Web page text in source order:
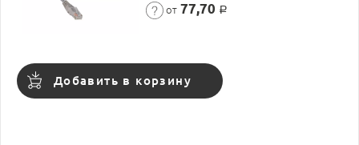
от 77,70 Р
Добавить в корзину